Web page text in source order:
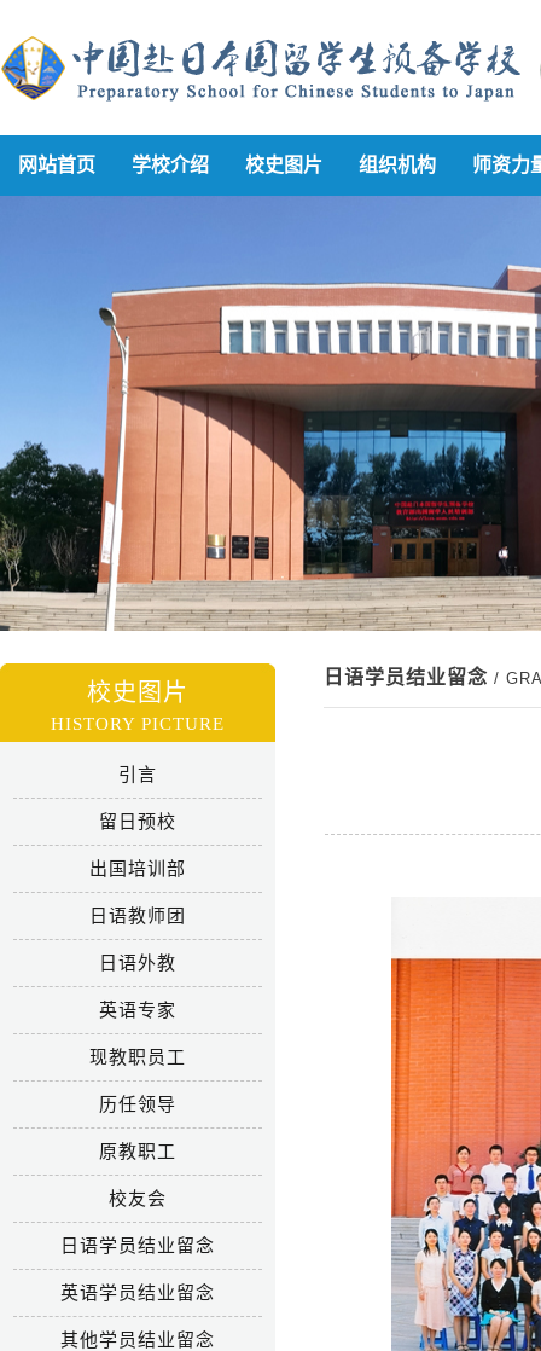
网站首页 学校介绍 校史图片 组织机构 师资力
校史图片
HISTORY PICTURE
引言
留日预校
出国培训部
日语教师团
日语外教
英语专家
现教职员工
历任领导
原教职工
校友会
日语学员结业留念
英语学员结业留念
其他学员结业留念
日语学员结业留念 /